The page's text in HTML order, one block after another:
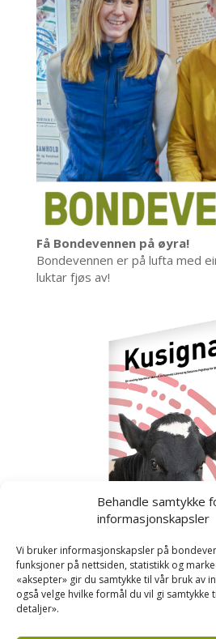
Behandle samtykke
informasjonskapsler
Vi bruker informasjonskapsler på
funksjoner på nettsiden, statistikk og
«aksepter» gir du samtykke til vår bruk av
også velge hvilke formål du vil gi samtykke
detaljer».
Få Bondevennen på øyra!
Bondevennen er på lufta med
luktar fjøs av!
Kusignal